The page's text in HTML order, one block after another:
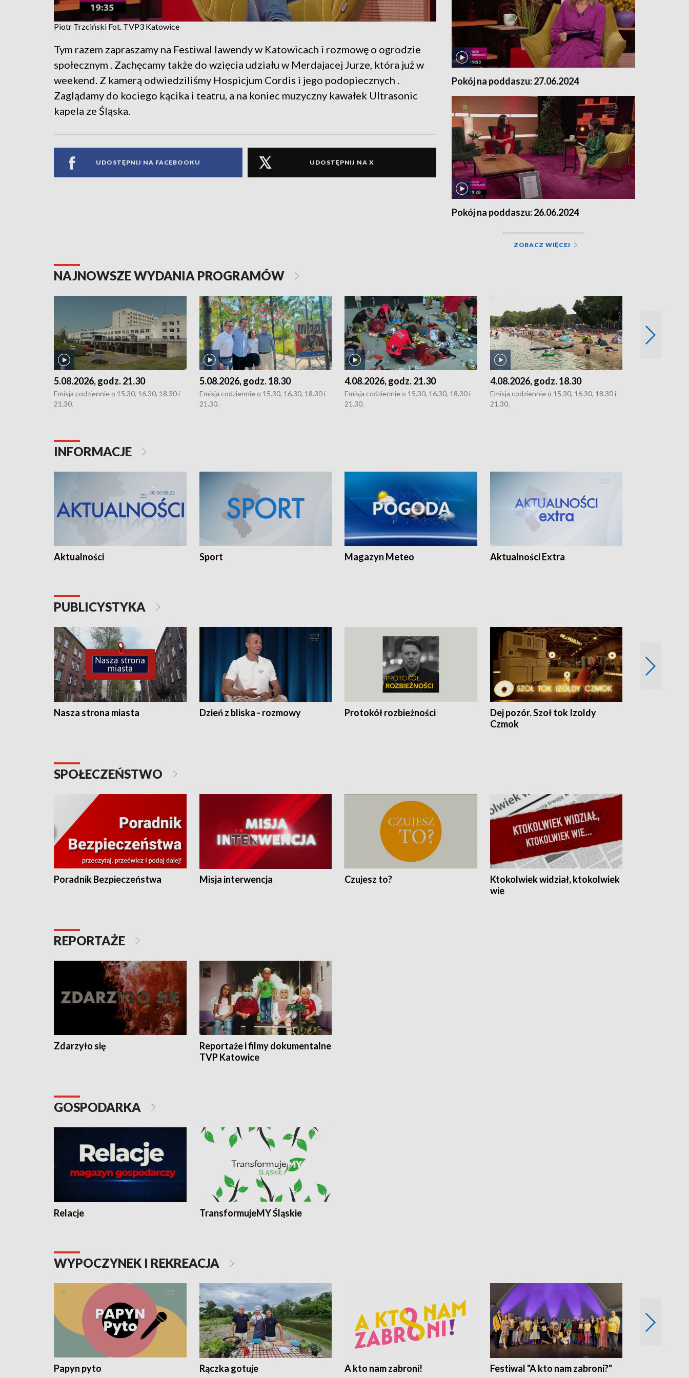
Piotr Trzciński Fot. TVP3 Katowice
Tym razem zapraszamy na Festiwal lawendy w Katowicach i rozmowę o ogrodzie
społecznym . Zachęcamy także do wzięcia udziału w Merdajacej Jurze, która już w
weekend. Z kamerą odwiedziliśmy Hospicjum Cordis i jego podopiecznych .
Zaglądamy do kociego kącika i teatru, a na koniec muzyczny kawałek Ultrasonic
kapela ze Śląska.
UDOSTĘPNIJ NA FACEBOOKU UDOSTĘPNIJ NA X
Pokój na poddaszu: 27.06.2024
Pokój na poddaszu: 26.06.2024
ZOBACZ WIĘCEJ
NAJNOWSZE WYDANIA PROGRAMÓW
5.08.2026, godz. 21.30
Emisja codziennie o 15.30, 16.30, 18.30 i
21.30.
5.08.2026, godz. 18.30
Emisja codziennie o 15.30, 16.30, 18.30 i
21.30.
4.08.2026, godz. 21.30
Emisja codziennie o 15.30, 16.30, 18.30 i
21.30.
4.08.2026, godz. 18.30
Emisja codziennie o 15.30, 16.30, 18.30 i
21.30.
INFORMACJE
Aktualności Sport Magazyn Meteo Aktualności Extra
PUBLICYSTYKA
Nasza strona miasta Dzień z bliska - rozmowy Protokół rozbieżności
Dej pozór. Szoł tok Izoldy
Czmok
SPOŁECZEŃSTWO
Poradnik Bezpieczeństwa Misja interwencja Czujesz to?
Ktokolwiek widział, ktokolwiek
wie
REPORTAŻE
Zdarzyło się
Reportaże i filmy dokumentalne
TVP Katowice
GOSPODARKA
Relacje TransformujeMY Śląskie
WYPOCZYNEK I REKREACJA
Papyn pyto Rączka gotuje A kto nam zabroni! Festiwal "A kto nam zabroni?"